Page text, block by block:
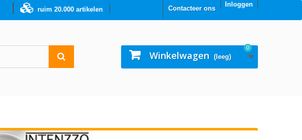
Inloggen
Contacteer ons
ruim 20.000 artikelen
Winkelwagen (leeg)
0